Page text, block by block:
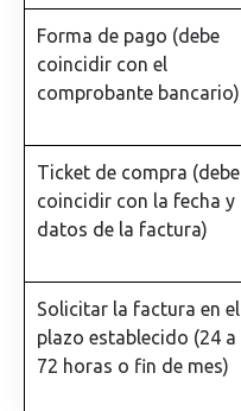
Forma de pago (debe
coincidir con el
comprobante bancario)
Ticket de compra (debe
coincidir con la fecha y
datos de la factura)
Solicitar la factura en el
plazo establecido (24 a
72 horas o fin de mes)